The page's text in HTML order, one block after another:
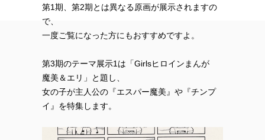
第1期、第2期とは異なる原画が展示されますの
で、
一度ご覧になった方にもおすすめですよ。
第3期のテーマ展示1は「Girlsヒロインまんが
魔美＆エリ」と題し、
女の子が主人公の『エスパー魔美』や『チンプ
イ』を特集します。